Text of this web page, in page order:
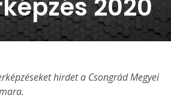
2020
hirdet a Csongrád Megyei